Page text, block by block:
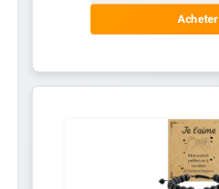
Acheter